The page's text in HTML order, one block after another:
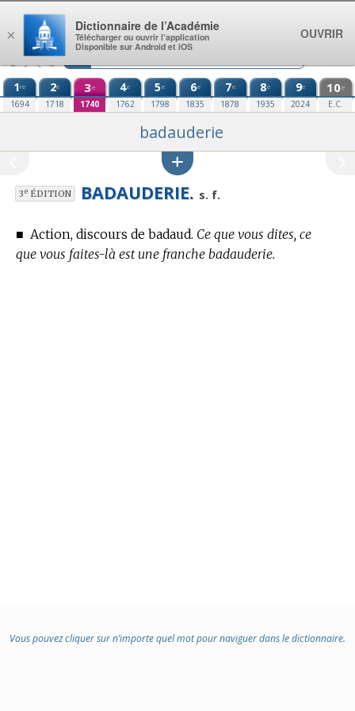
Aller au contenu
1re
1694
2e
1718
3e
1740
4e
1762
5e
1798
6e
1835
7e
1878
8e
1935
9e
2024
10e
E.C.
badauderie
3eÉDITION BADAUDERIE. s. f.
■ Action, discours de badaud. Ce que vous dites, ce
que vous faites-là est une franche badauderie.
Vous pouvez cliquer sur n’importe quel mot pour naviguer dans le dictionnaire.
×
Dictionnaire de l’Académie
Télécharger ou ouvrir l’application
Disponible sur Android et iOS
OUVRIR